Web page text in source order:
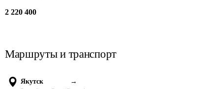
2 220 400
Маршруты и транспорт
Якутск →